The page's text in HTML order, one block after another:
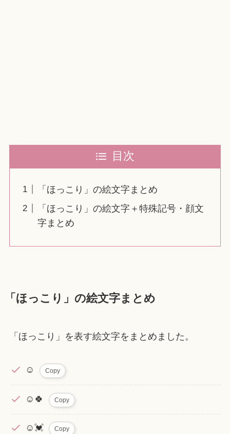
目次
「ほっこり」の絵文字まとめ
「ほっこり」の絵文字＋特殊記号・顔文
字まとめ
「ほっこり」の絵文字まとめ
「ほっこり」を表す絵文字をまとめました。
☺️ Copy
☺️🍀 Copy
☺️💓 Copy